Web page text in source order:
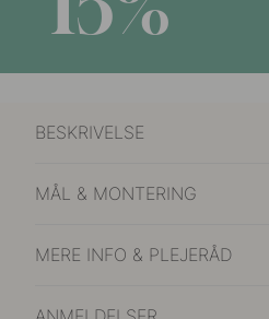
BESKRIVELSE
MÅL & MONTERING
MERE INFO & PLEJERÅD